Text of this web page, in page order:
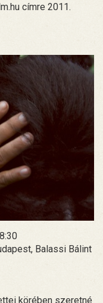
címre 2011.
Balassi Bálint
körében szeretné